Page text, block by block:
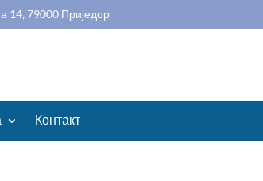
14, 79000 Приједор
Контакт